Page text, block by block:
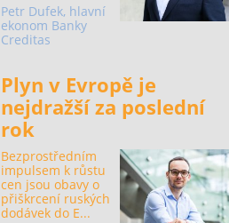
Petr Dufek, hlavní
ekonom Banky
Creditas
Plyn v Evropě je
nejdražší za poslední
rok
Bezprostředním
impulsem k růstu
cen jsou obavy o
přiškrcení ruských
dodávek do E...